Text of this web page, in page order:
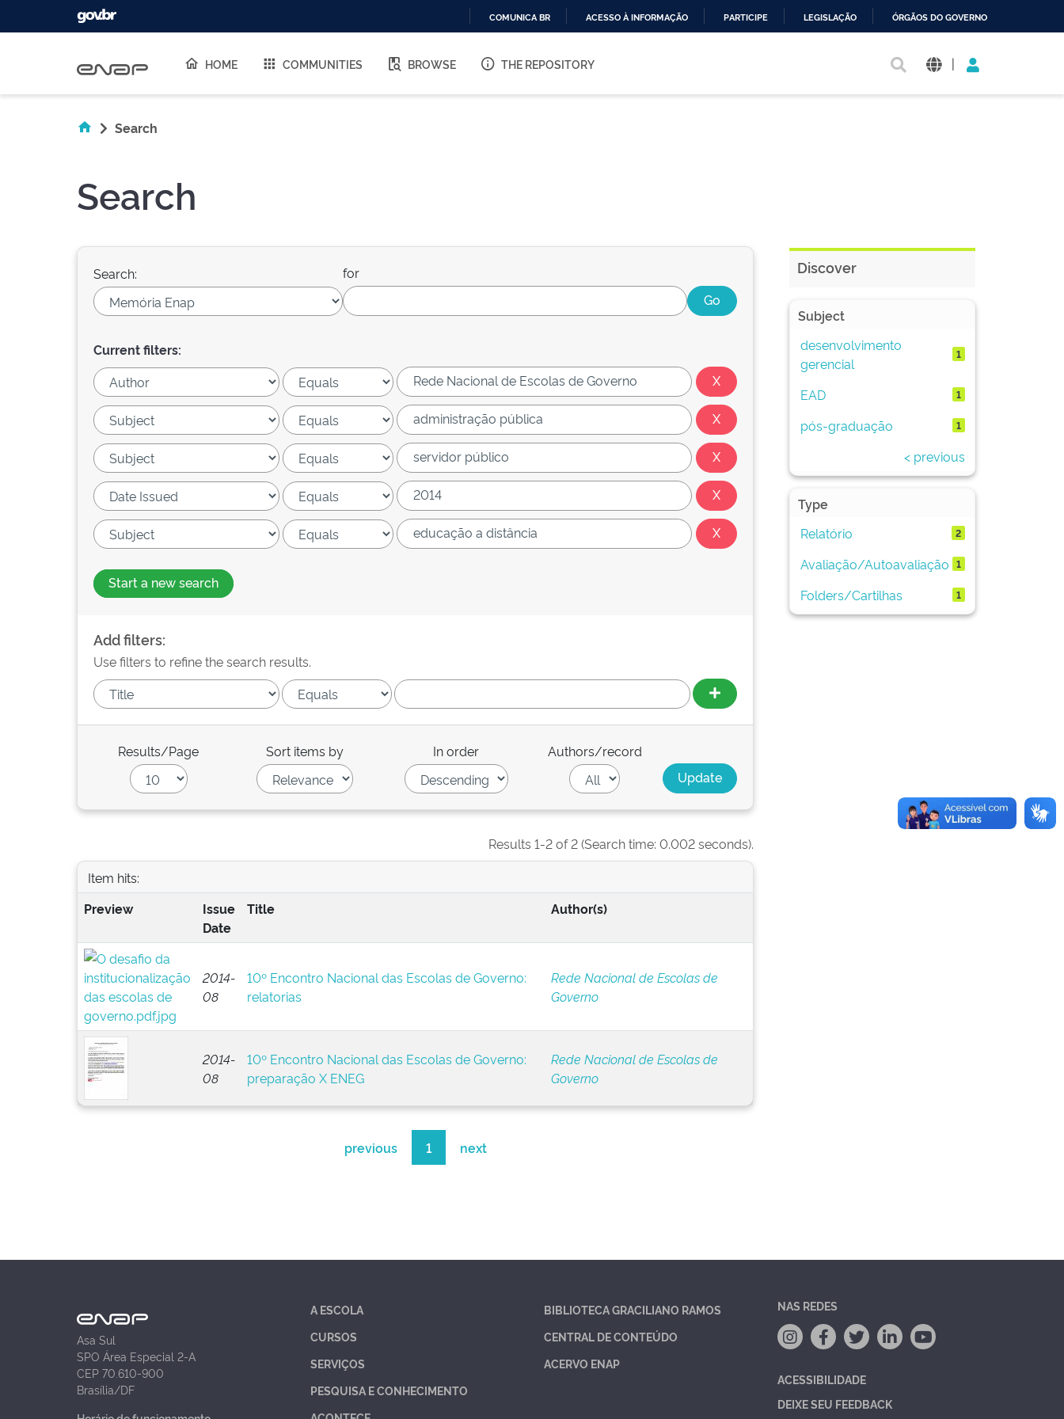
O
COMUNICA BR ACESSO À INFORMAÇÃO PARTICIPE LEGISLAÇÃO ÓRGÃOS DO GOVERNO
HOME COMMUNITIES BROWSE THE REPOSITORY |
Search
Search
Search: for
Current filters:
Start a new search
Add filters:
Use filters to refine the search results.
Results/Page Sort items by In order Authors/record
Results 1-2 of 2 (Search time: 0.002 seconds).
Item hits:
Preview
Issue
Date
Title Author(s)
2014-
08
10º Encontro Nacional das Escolas de Governo:
relatorias
Rede Nacional de Escolas de
Governo
2014-
08
10º Encontro Nacional das Escolas de Governo:
preparação X ENEG
Rede Nacional de Escolas de
Governo
previous 1 next
Discover
Subject
desenvolvimento
gerencial
1
EAD 1
pós-graduação 1
< previous
Type
Relatório
2
Avaliação/Autoavaliação 1
Folders/Cartilhas 1
Asa Sul
SPO Área Especial 2-A
CEP 70.610-900
Brasília/DF
A ESCOLA
CURSOS
SERVIÇOS
PESQUISA E CONHECIMENTO
BIBLIOTECA GRACILIANO RAMOS
CENTRAL DE CONTEÚDO
ACERVO ENAP
NAS REDES
ACESSIBILIDADE
DEIXE SEU FEEDBACK